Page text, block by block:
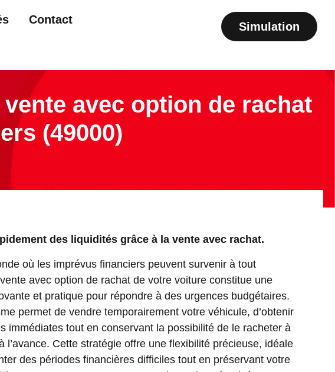
Contact
Simulation
avec option de rachat
(49000)
des liquidités grâce à la vente avec rachat.
où les imprévus financiers peuvent survenir à tout
avec option de rachat de votre voiture constitue une
et pratique pour répondre à des urgences budgétaires.
permet de vendre temporairement votre véhicule, d’obtenir
immédiates tout en conservant la possibilité de le racheter à
l’avance. Cette stratégie offre une flexibilité précieuse, idéale
des périodes financières difficiles tout en préservant votre